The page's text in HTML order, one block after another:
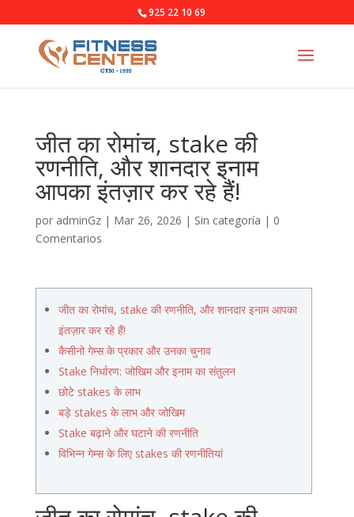
925 22 10 69
जीत का रोमांच, stake की
रणनीति, और शानदार इनाम
आपका इंतज़ार कर रहे हैं!
por adminGz| Mar 26, 2026 | Sin categoría | 0
Comentarios
जीत का रोमांच, stake की रणनीति, और शानदार इनाम आपका
इंतज़ार कर रहे हैं!
कैसीनो गेम्स के प्रकार और उनका चुनाव
Stake निर्धारण: जोखिम और इनाम का संतुलन
छोटे stakes के लाभ
बड़े stakes के लाभ और जोखिम
Stake बढ़ाने और घटाने की रणनीति
विभिन्न गेम्स के लिए stakes की रणनीतियां